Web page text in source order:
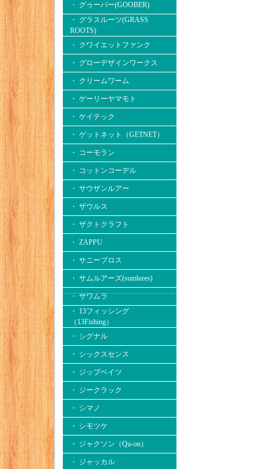
・ グゥーバー(GOOBER)
・ グラスルーツ(GRASS
ROOTS)
・ クワイエットファンク
・ グローデザインワークス
・ クリームワーム
・ ゲーリーヤマモト
・ ケイテック
・ ゲットネット（GETNET）
・ コーモラン
・ コットンコーデル
・ サウザンルアー
・ ザウルス
・ ザクトクラフト
・ ZAPPU
・ サニーブロス
・ サムルアーズ(sumlures)
・ サワムラ
・ 13フィッシング
（13Fishing）
・ シグナル
・ シックスセンス
・ ジップベイツ
・ ジークラック
・ シマノ
・ シモツケ
・ ジャクソン（Qu-on）
・ ジャッカル